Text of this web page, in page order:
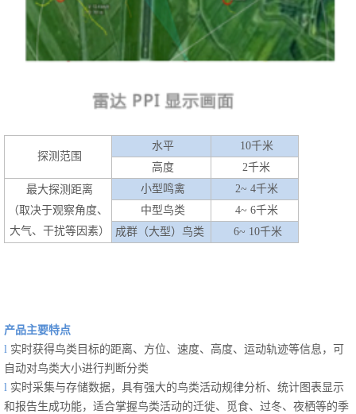
探测范围
水平
10千米
高度
2千米
最大探测距离
（取决于观察角度、
大气、干扰等因素）
小型鸣禽
2~ 4千米
中型鸟类
4~ 6千米
成群（大型）鸟类
6~ 10千米
产品主要特点
l 实时获得鸟类目标的距离、方位、速度、高度、运动轨迹等信息，可
自动对鸟类大小进行判断分类
l 实时采集与存储数据，具有强大的鸟类活动规律分析、统计图表显示
和报告生成功能，适合掌握鸟类活动的迁徙、觅食、过冬、夜栖等的季